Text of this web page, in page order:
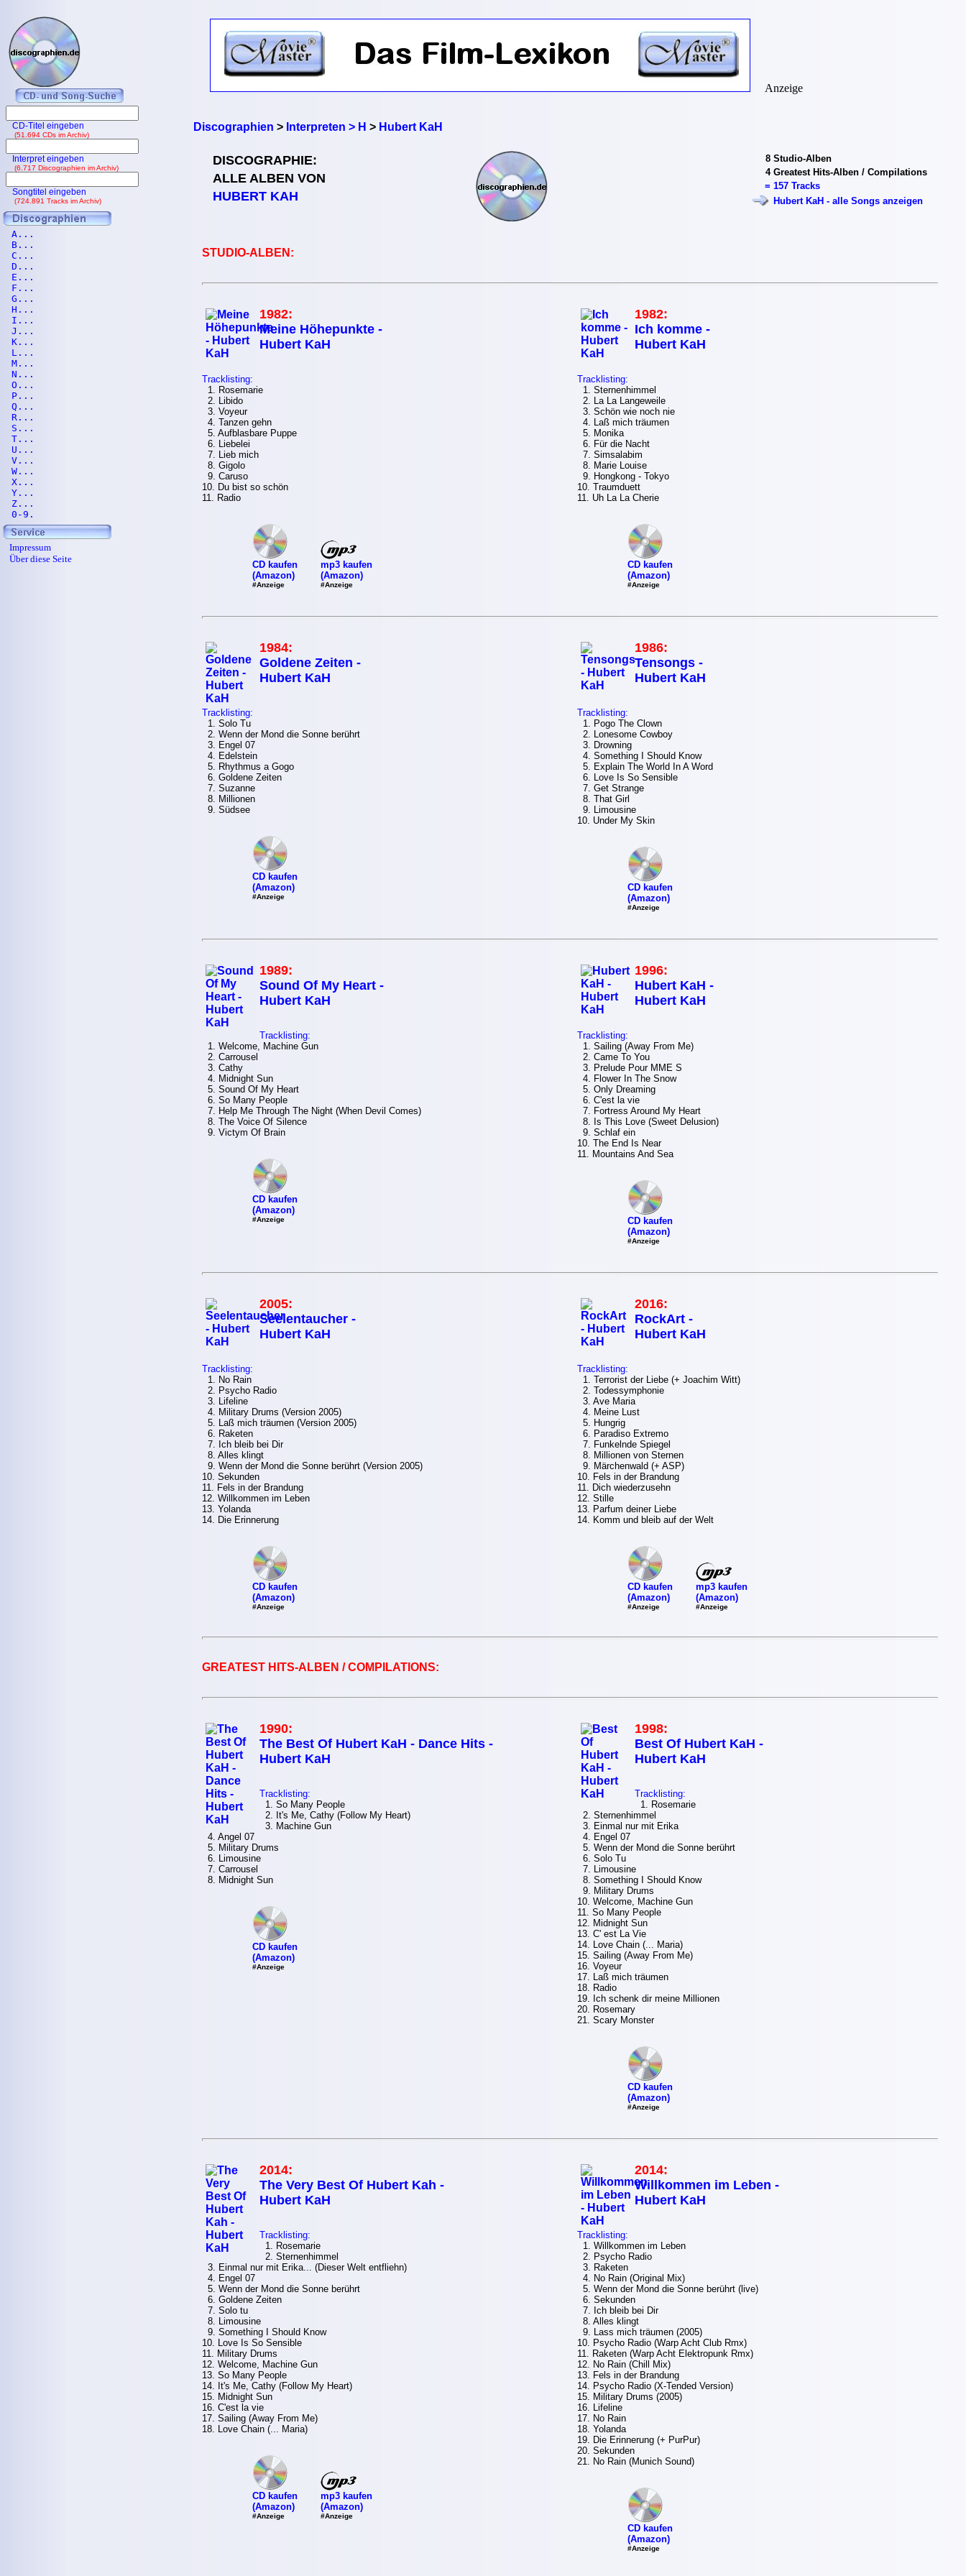
Discographien > Interpreten > H > Hubert KaH
DISCOGRAPHIE:
ALLE ALBEN VON
HUBERT KAH
8 Studio-Alben
4 Greatest Hits-Alben / Compilations
= 157 Tracks
Hubert KaH - alle Songs anzeigen
STUDIO-ALBEN:
1982:
Meine Höhepunkte -
Hubert KaH
Tracklisting:
1. Rosemarie
2. Libido
3. Voyeur
4. Tanzen gehn
5. Aufblasbare Puppe
6. Liebelei
7. Lieb mich
8. Gigolo
9. Caruso
10. Du bist so schön
11. Radio
CD kaufen
(Amazon)
#Anzeige
mp3 kaufen
(Amazon)
#Anzeige
1982:
Ich komme -
Hubert KaH
Tracklisting:
1. Sternenhimmel
2. La La Langeweile
3. Schön wie noch nie
4. Laß mich träumen
5. Monika
6. Für die Nacht
7. Simsalabim
8. Marie Louise
9. Hongkong - Tokyo
10. Traumduett
11. Uh La La Cherie
CD kaufen
(Amazon)
#Anzeige
1984:
Goldene Zeiten -
Hubert KaH
Tracklisting:
1. Solo Tu
2. Wenn der Mond die Sonne berührt
3. Engel 07
4. Edelstein
5. Rhythmus a Gogo
6. Goldene Zeiten
7. Suzanne
8. Millionen
9. Südsee
CD kaufen
(Amazon)
#Anzeige
1986:
Tensongs -
Hubert KaH
Tracklisting:
1. Pogo The Clown
2. Lonesome Cowboy
3. Drowning
4. Something I Should Know
5. Explain The World In A Word
6. Love Is So Sensible
7. Get Strange
8. That Girl
9. Limousine
10. Under My Skin
CD kaufen
(Amazon)
#Anzeige
1989:
Sound Of My Heart -
Hubert KaH
Tracklisting:
1. Welcome, Machine Gun
2. Carrousel
3. Cathy
4. Midnight Sun
5. Sound Of My Heart
6. So Many People
7. Help Me Through The Night (When Devil Comes)
8. The Voice Of Silence
9. Victym Of Brain
CD kaufen
(Amazon)
#Anzeige
1996:
Hubert KaH -
Hubert KaH
Tracklisting:
1. Sailing (Away From Me)
2. Came To You
3. Prelude Pour MME S
4. Flower In The Snow
5. Only Dreaming
6. C'est la vie
7. Fortress Around My Heart
8. Is This Love (Sweet Delusion)
9. Schlaf ein
10. The End Is Near
11. Mountains And Sea
CD kaufen
(Amazon)
#Anzeige
2005:
Seelentaucher -
Hubert KaH
Tracklisting:
1. No Rain
2. Psycho Radio
3. Lifeline
4. Military Drums (Version 2005)
5. Laß mich träumen (Version 2005)
6. Raketen
7. Ich bleib bei Dir
8. Alles klingt
9. Wenn der Mond die Sonne berührt (Version 2005)
10. Sekunden
11. Fels in der Brandung
12. Willkommen im Leben
13. Yolanda
14. Die Erinnerung
CD kaufen
(Amazon)
#Anzeige
2016:
RockArt -
Hubert KaH
Tracklisting:
1. Terrorist der Liebe (+ Joachim Witt)
2. Todessymphonie
3. Ave Maria
4. Meine Lust
5. Hungrig
6. Paradiso Extremo
7. Funkelnde Spiegel
8. Millionen von Sternen
9. Märchenwald (+ ASP)
10. Fels in der Brandung
11. Dich wiederzusehn
12. Stille
13. Parfum deiner Liebe
14. Komm und bleib auf der Welt
CD kaufen
(Amazon)
#Anzeige
mp3 kaufen
(Amazon)
#Anzeige
GREATEST HITS-ALBEN / COMPILATIONS:
1990:
The Best Of Hubert KaH - Dance Hits -
Hubert KaH
Tracklisting:
1. So Many People
2. It's Me, Cathy (Follow My Heart)
3. Machine Gun
4. Angel 07
5. Military Drums
6. Limousine
7. Carrousel
8. Midnight Sun
CD kaufen
(Amazon)
#Anzeige
1998:
Best Of Hubert KaH -
Hubert KaH
Tracklisting:
1. Rosemarie
2. Sternenhimmel
3. Einmal nur mit Erika
4. Engel 07
5. Wenn der Mond die Sonne berührt
6. Solo Tu
7. Limousine
8. Something I Should Know
9. Military Drums
10. Welcome, Machine Gun
11. So Many People
12. Midnight Sun
13. C' est La Vie
14. Love Chain (... Maria)
15. Sailing (Away From Me)
16. Voyeur
17. Laß mich träumen
18. Radio
19. Ich schenk dir meine Millionen
20. Rosemary
21. Scary Monster
CD kaufen
(Amazon)
#Anzeige
2014:
The Very Best Of Hubert Kah -
Hubert KaH
Tracklisting:
1. Rosemarie
2. Sternenhimmel
3. Einmal nur mit Erika... (Dieser Welt entfliehn)
4. Engel 07
5. Wenn der Mond die Sonne berührt
6. Goldene Zeiten
7. Solo tu
8. Limousine
9. Something I Should Know
10. Love Is So Sensible
11. Military Drums
12. Welcome, Machine Gun
13. So Many People
14. It's Me, Cathy (Follow My Heart)
15. Midnight Sun
16. C'est la vie
17. Sailing (Away From Me)
18. Love Chain (... Maria)
CD kaufen
(Amazon)
#Anzeige
mp3 kaufen
(Amazon)
#Anzeige
2014:
Willkommen im Leben -
Hubert KaH
Tracklisting:
1. Willkommen im Leben
2. Psycho Radio
3. Raketen
4. No Rain (Original Mix)
5. Wenn der Mond die Sonne berührt (live)
6. Sekunden
7. Ich bleib bei Dir
8. Alles klingt
9. Lass mich träumen (2005)
10. Psycho Radio (Warp Acht Club Rmx)
11. Raketen (Warp Acht Elektropunk Rmx)
12. No Rain (Chill Mix)
13. Fels in der Brandung
14. Psycho Radio (X-Tended Version)
15. Military Drums (2005)
16. Lifeline
17. No Rain
18. Yolanda
19. Die Erinnerung (+ PurPur)
20. Sekunden
21. No Rain (Munich Sound)
CD kaufen
(Amazon)
#Anzeige
Anzeige
CD-Titel eingeben
(51.694 CDs im Archiv)
Interpret eingeben
(6.717 Discographien im Archiv)
Songtitel eingeben
(724.891 Tracks im Archiv)
A...
B...
C...
D...
E...
F...
G...
H...
I...
J...
K...
L...
M...
N...
O...
P...
Q...
R...
S...
T...
U...
V...
W...
X...
Y...
Z...
0-9.
Impressum
Über diese Seite